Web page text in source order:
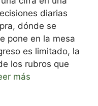
diarias
dónde se
pone en la mesa
es limitado, la
los rubros que
más